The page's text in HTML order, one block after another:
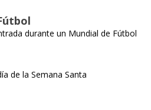
durante un Mundial de Fútbol
de la Semana Santa